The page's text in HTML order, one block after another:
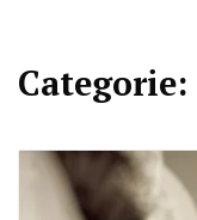
Categorie: